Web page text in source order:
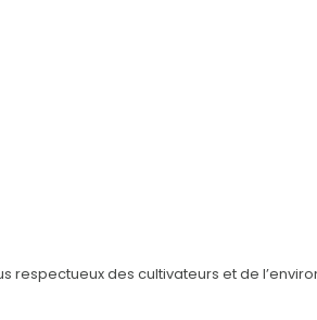
respectueux des cultivateurs et de